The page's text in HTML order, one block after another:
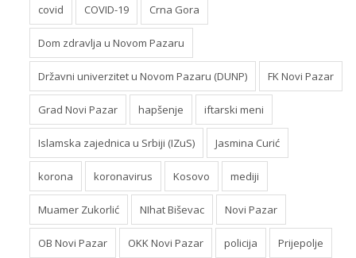
covid COVID-19 Crna Gora
Dom zdravlja u Novom Pazaru
Državni univerzitet u Novom Pazaru (DUNP) FK Novi Pazar
Grad Novi Pazar hapšenje iftarski meni
Islamska zajednica u Srbiji (IZuS) Jasmina Curić
korona koronavirus Kosovo mediji
Muamer Zukorlić NIhat Biševac Novi Pazar
OB Novi Pazar OKK Novi Pazar policija Prijepolje